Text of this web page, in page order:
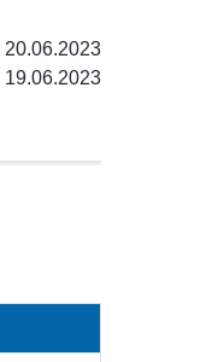
20.06.2023
19.06.2023